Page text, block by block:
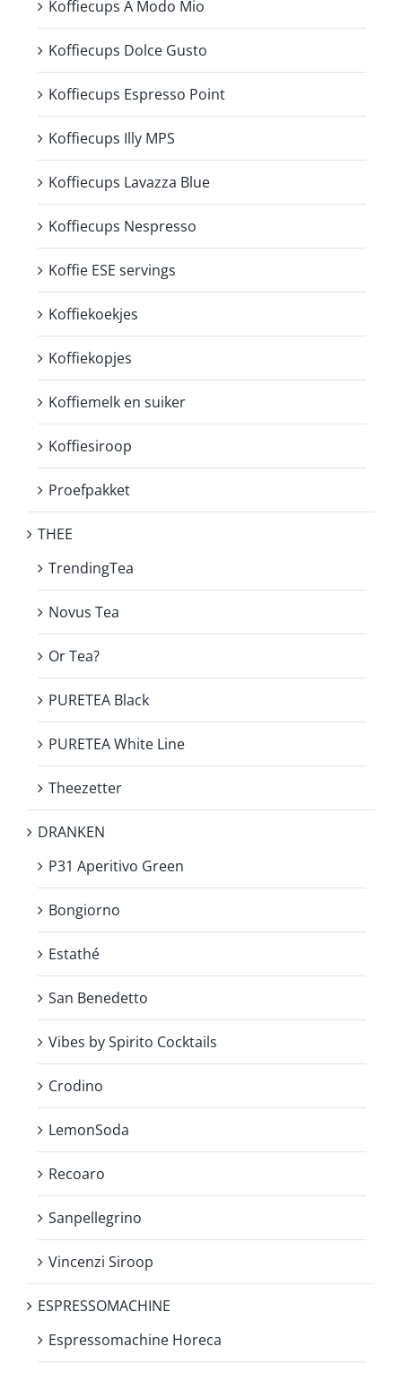
Koffiecups A Modo Mio
Koffiecups Dolce Gusto
Koffiecups Espresso Point
Koffiecups Illy MPS
Koffiecups Lavazza Blue
Koffiecups Nespresso
Koffie ESE servings
Koffiekoekjes
Koffiekopjes
Koffiemelk en suiker
Koffiesiroop
Proefpakket
THEE
TrendingTea
Novus Tea
Or Tea?
PURETEA Black
PURETEA White Line
Theezetter
DRANKEN
P31 Aperitivo Green
Bongiorno
Estathé
San Benedetto
Vibes by Spirito Cocktails
Crodino
LemonSoda
Recoaro
Sanpellegrino
Vincenzi Siroop
ESPRESSOMACHINE
Espressomachine Horeca